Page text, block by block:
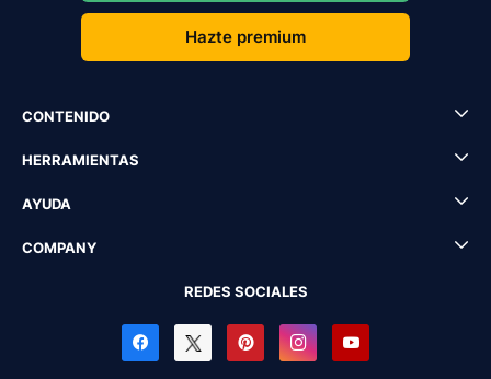
Hazte premium
CONTENIDO
HERRAMIENTAS
AYUDA
COMPANY
REDES SOCIALES